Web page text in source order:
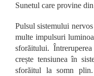
Sunetul care provine
Pulsul sistemului
multe impulsuri
sforăitului.
crește tensiunea în
sforăitul la somn plin.